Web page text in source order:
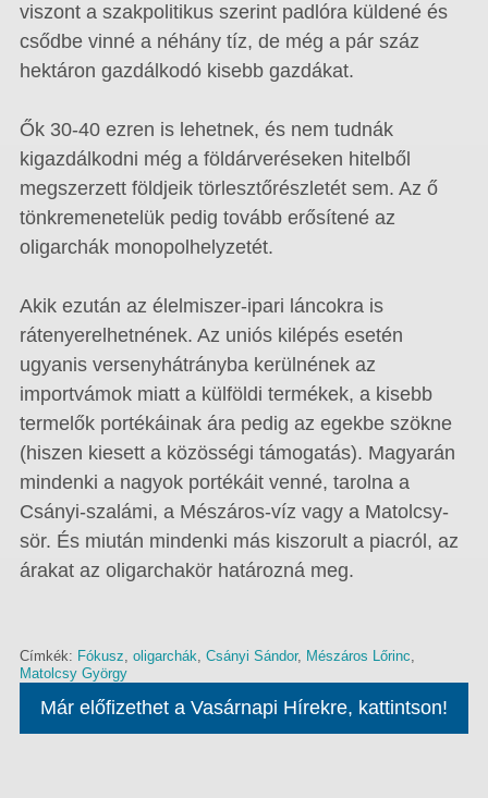
viszont a szakpolitikus szerint padlóra küldené és
csődbe vinné a néhány tíz, de még a pár száz
hektáron gazdálkodó kisebb gazdákat.
Ők 30-40 ezren is lehetnek, és nem tudnák
kigazdálkodni még a földárveréseken hitelből
megszerzett földjeik törlesztőrészletét sem. Az ő
tönkremenetelük pedig tovább erősítené az
oligarchák monopolhelyzetét.
Akik ezután az élelmiszer-ipari láncokra is
rátenyerelhetnének. Az uniós kilépés esetén
ugyanis versenyhátrányba kerülnének az
importvámok miatt a külföldi termékek, a kisebb
termelők portékáinak ára pedig az egekbe szökne
(hiszen kiesett a közösségi támogatás). Magyarán
mindenki a nagyok portékáit venné, tarolna a
Csányi-szalámi, a Mészáros-víz vagy a Matolcsy-
sör. És miután mindenki más kiszorult a piacról, az
árakat az oligarchakör határozná meg.
Címkék: Fókusz, oligarchák, Csányi Sándor, Mészáros Lőrinc,
Matolcsy György
Már előfizethet a Vasárnapi Hírekre, kattintson!